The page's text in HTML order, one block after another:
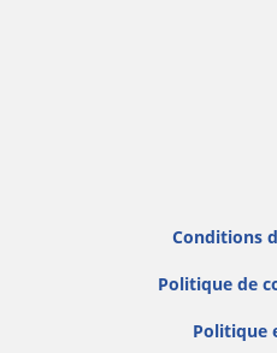
Conditions
Politique de
Politique